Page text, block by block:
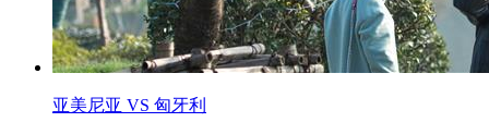
亚美尼亚 VS 匈牙利